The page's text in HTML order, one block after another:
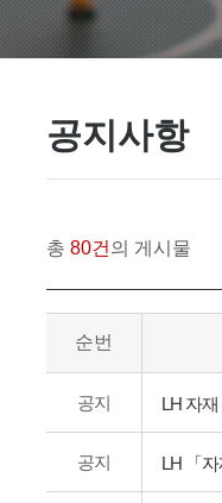
공지사항
총 80건 의 게시물
순번
공지 LH 자
공지 LH 「